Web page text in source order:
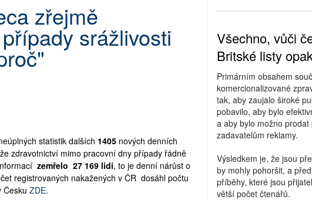
zřejmě
srážlivosti
statistik dalších 1405 nových denních
zdravotnictví mimo pracovní dny případy řádně
zemřelo 27 169 lidí, to je denní nárůst o
registrovaných nakažených v ČR dosáhl počtu
Česku ZDE.
Všechno, vůči
Britské listy
Primárním obsahem
komercionalizované
tak, aby zaujalo široké
pobavilo, aby bylo
a aby bylo možno
zadavatelům reklamy.
Výsledkem je, že jsou
by mohly pohoršit, a
příběhy, které jsou
větší počet čtenářů.